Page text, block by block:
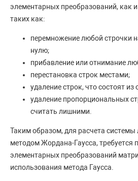
элементарных преобразований, как и
таких как:
перемножение любой строчки
нулю;
прибавление или отнимание
перестановка строк местами;
удаление строк, что состоят из
удаление пропорциональных
считать лишними.
Таким образом, для расчета системы
методом Жордана-Гаусса, требуется
элементарных преобразований
использования метода Гаусса.